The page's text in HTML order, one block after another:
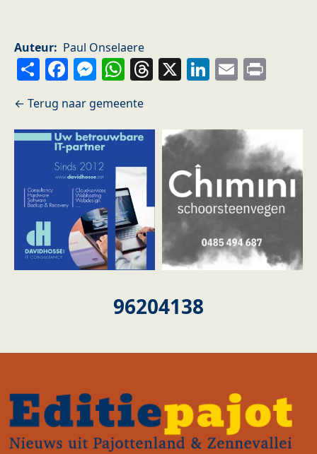
Auteur Paul Onselaere
ShareFacebook
Messenger
WhatsApp
Threads
X LinkedIn
Email
96204138